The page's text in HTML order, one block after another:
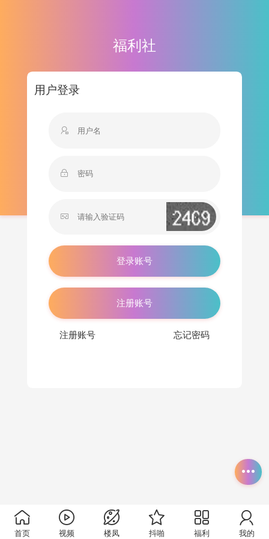
福利社
用户登录
注册账号
注册账号 忘记密码
首页 视频 楼凤 抖啪 福利 我的